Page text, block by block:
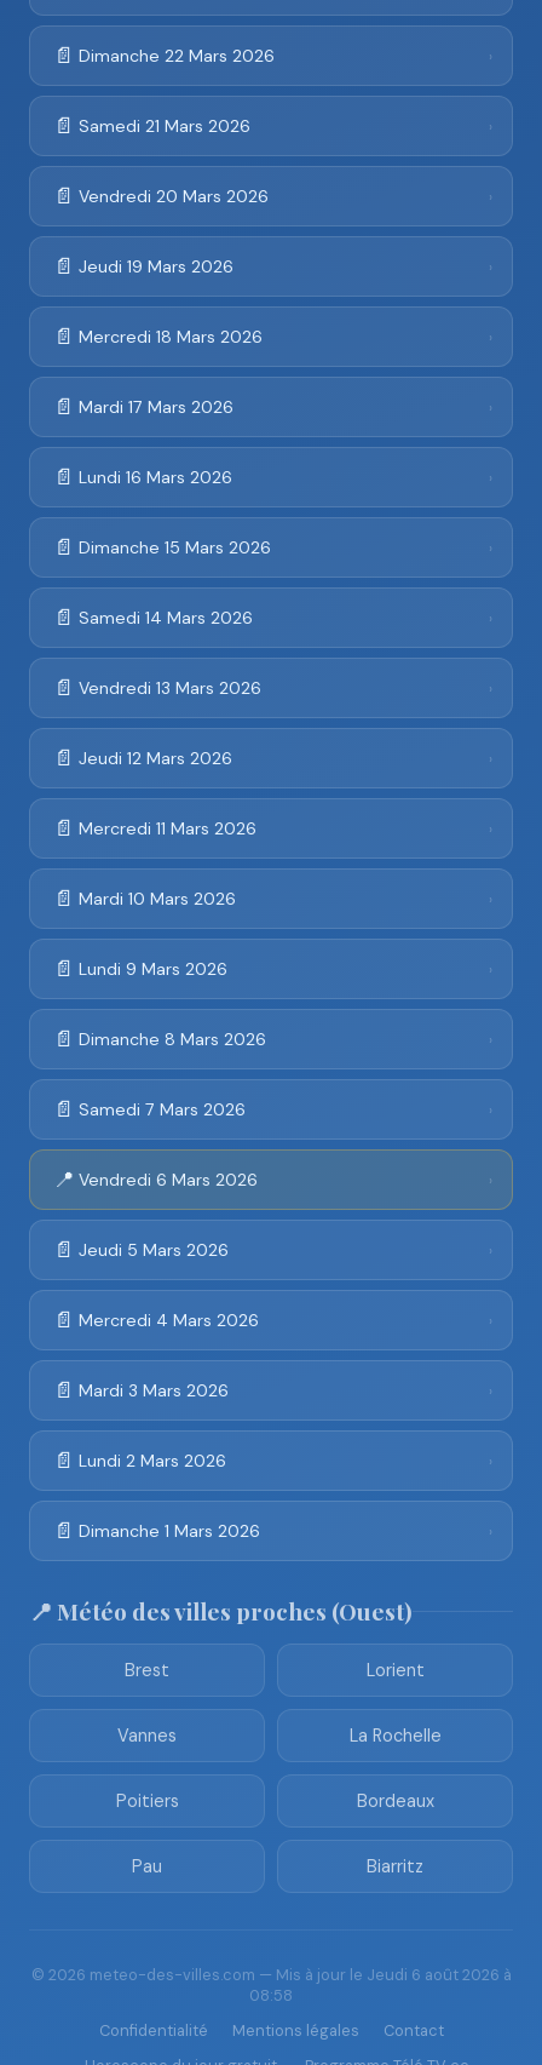
📄 Dimanche 22 Mars 2026 ›
📄 Samedi 21 Mars 2026 ›
📄 Vendredi 20 Mars 2026 ›
📄 Jeudi 19 Mars 2026 ›
📄 Mercredi 18 Mars 2026 ›
📄 Mardi 17 Mars 2026 ›
📄 Lundi 16 Mars 2026 ›
📄 Dimanche 15 Mars 2026 ›
📄 Samedi 14 Mars 2026 ›
📄 Vendredi 13 Mars 2026 ›
📄 Jeudi 12 Mars 2026 ›
📄 Mercredi 11 Mars 2026 ›
📄 Mardi 10 Mars 2026 ›
📄 Lundi 9 Mars 2026 ›
📄 Dimanche 8 Mars 2026 ›
📄 Samedi 7 Mars 2026 ›
📍 Vendredi 6 Mars 2026 ›
📄 Jeudi 5 Mars 2026 ›
📄 Mercredi 4 Mars 2026 ›
📄 Mardi 3 Mars 2026 ›
📄 Lundi 2 Mars 2026 ›
📄 Dimanche 1 Mars 2026 ›
📍 Météo des villes proches (Ouest)
Brest Lorient
Vannes La Rochelle
Poitiers Bordeaux
Pau Biarritz
© 2026 meteo-des-villes.com — Mis à jour le Jeudi 6 août 2026 à
08:58
Confidentialité
Mentions légales
Contact